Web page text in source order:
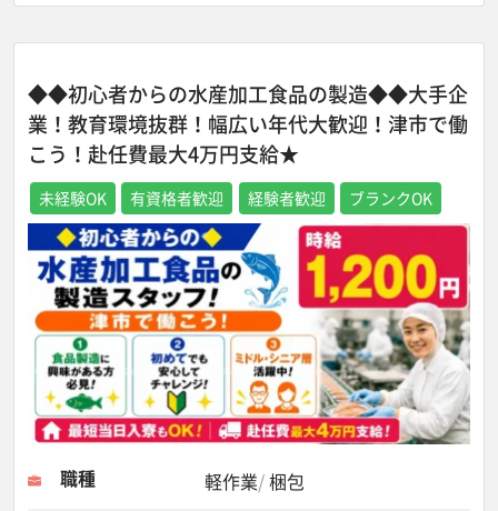
◆◆初心者からの水産加工食品の製造◆◆大手企
業！教育環境抜群！幅広い年代大歓迎！津市で働
こう！赴任費最大4万円支給★
未経験OK 有資格者歓迎 経験者歓迎 ブランクOK
職種 軽作業 梱包